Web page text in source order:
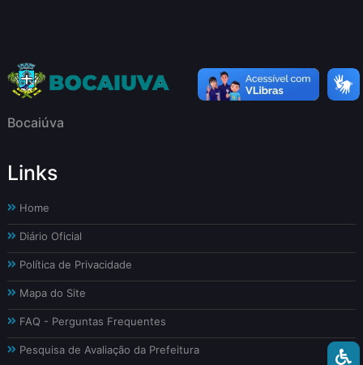
Bocaiúva
Links
Home
Diário Oficial
Política de Privacidade
Mapa do Site
FAQ - Perguntas Frequentes
Pesquisa de Avaliação da Prefeitura